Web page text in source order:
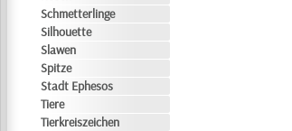
Schmetterlinge
Silhouette
Slawen
Spitze
Stadt Ephesos
Tiere
Tierkreiszeichen